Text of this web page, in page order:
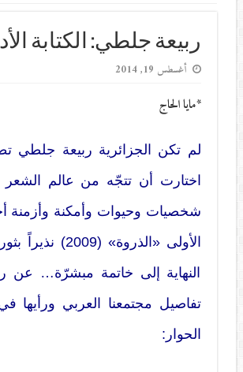
ربيعة جلطي: الكتابة
أغسطس 19, 2014
*مايا الحاج
لم تكن الجزائرية ربيعة جلطي
اختارت أن تتجّه من عالم
شخصيات وحيوات وأمكنة وأزمنة
الأولى
النهاية إلى خاتمة مبشرّة… عن
تفاصيل مجتمعنا العربي ورأيها
الحوار: